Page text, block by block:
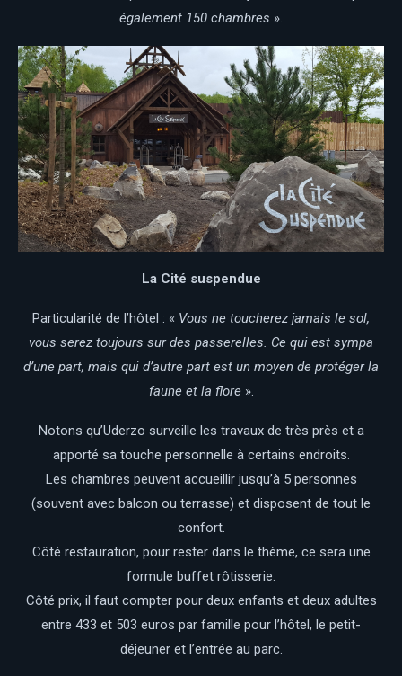
également 150 chambres ».
La Cité suspendue
Particularité de l’hôtel : « Vous ne toucherez jamais le sol,
vous serez toujours sur des passerelles. Ce qui est sympa
d’une part, mais qui d’autre part est un moyen de protéger la
faune et la flore».
Notons qu’Uderzo surveille les travaux de très près et a
apporté sa touche personnelle à certains endroits.
Les chambres peuvent accueillir jusqu’à 5 personnes
(souvent avec balcon ou terrasse) et disposent de tout le
confort.
Côté restauration, pour rester dans le thème, ce sera une
formule buffet rôtisserie.
Côté prix, il faut compter pour deux enfants et deux adultes
entre 433 et 503 euros par famille pour l’hôtel, le petit-
déjeuner et l’entrée au parc.